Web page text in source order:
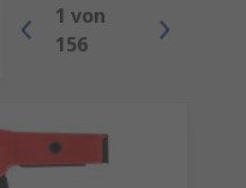
1 von
156